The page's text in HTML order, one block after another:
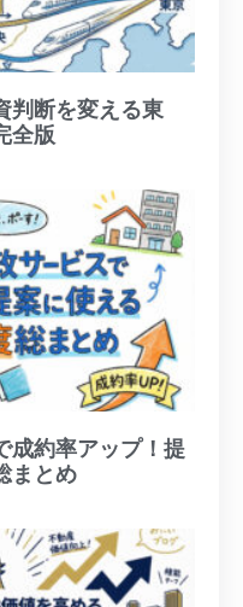
判断を変える東
全版
成約率アップ！提
まとめ